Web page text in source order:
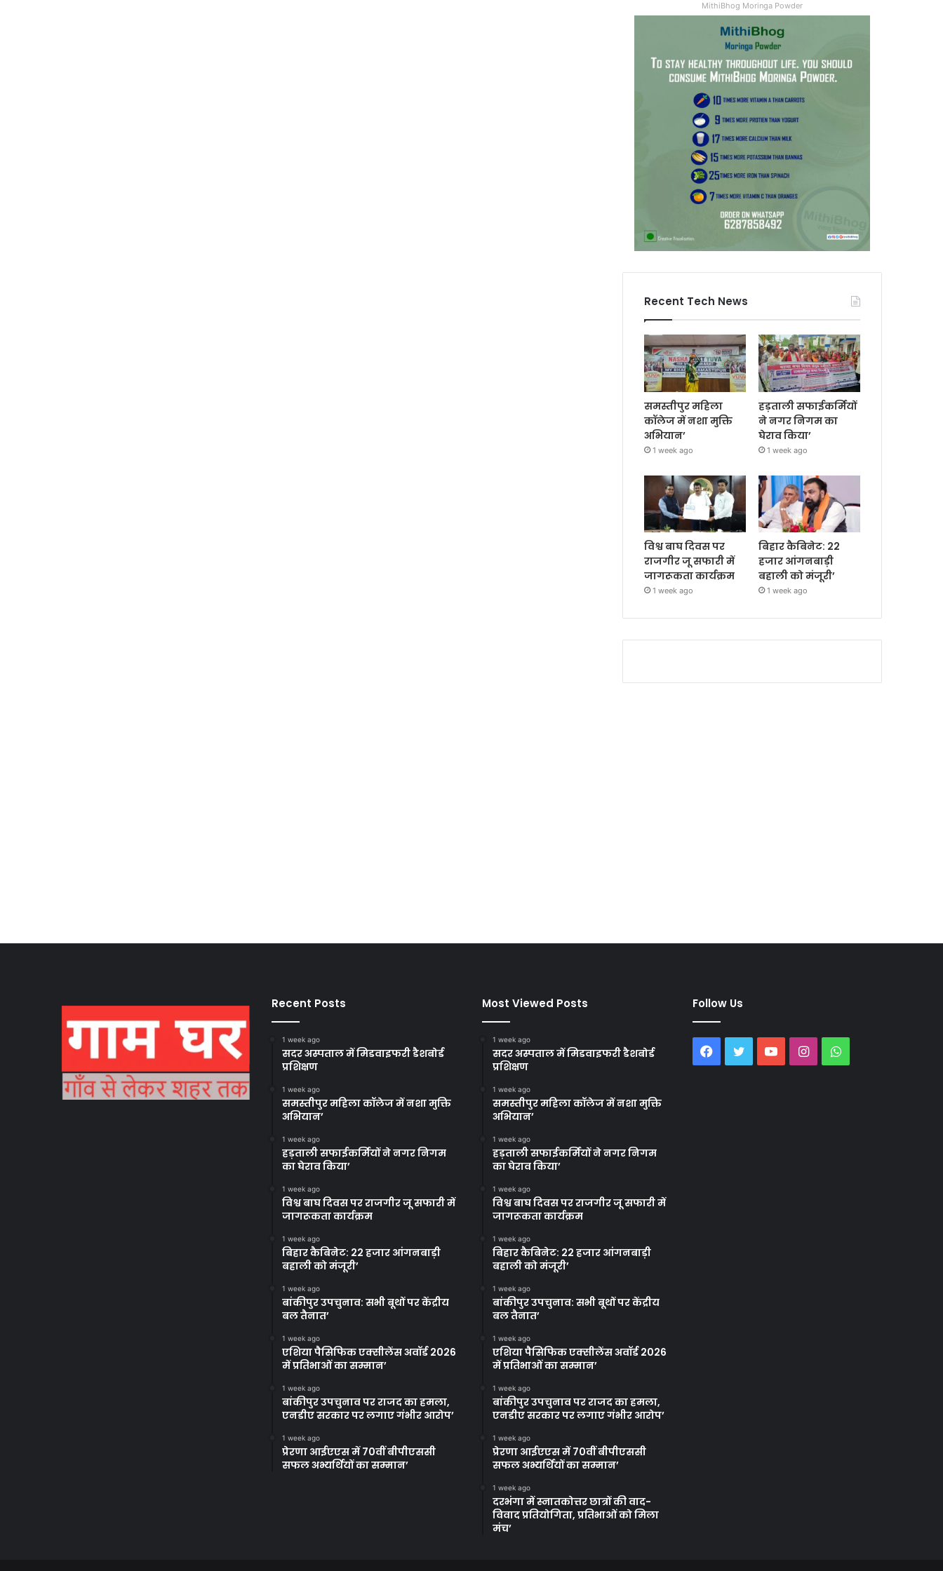
MithiBhog Moringa Powder
Recent Tech News
समस्तीपुर महिला
कॉलेज में नशा मुक्ति
अभियान’
1 week ago
हड़ताली सफाईकर्मियों
ने नगर निगम का
घेराव किया’
1 week ago
विश्व बाघ दिवस पर
राजगीर जू सफारी में
जागरूकता कार्यक्रम
1 week ago
बिहार कैबिनेट: 22
हजार आंगनबाड़ी
बहाली को मंजूरी’
1 week ago
Recent Posts
1 week ago
सदर अस्पताल में मिडवाइफरी डैशबोर्ड
प्रशिक्षण
1 week ago
समस्तीपुर महिला कॉलेज में नशा मुक्ति
अभियान’
1 week ago
हड़ताली सफाईकर्मियों ने नगर निगम
का घेराव किया’
1 week ago
विश्व बाघ दिवस पर राजगीर जू सफारी में
जागरूकता कार्यक्रम
1 week ago
बिहार कैबिनेट: 22 हजार आंगनबाड़ी
बहाली को मंजूरी’
1 week ago
बांकीपुर उपचुनाव: सभी बूथों पर केंद्रीय
बल तैनात’
1 week ago
एशिया पैसिफिक एक्सीलेंस अवॉर्ड 2026
में प्रतिभाओं का सम्मान’
1 week ago
बांकीपुर उपचुनाव पर राजद का हमला,
एनडीए सरकार पर लगाए गंभीर आरोप’
1 week ago
प्रेरणा आईएएस में 70वीं बीपीएससी
सफल अभ्यर्थियों का सम्मान’
Most Viewed Posts
1 week ago
सदर अस्पताल में मिडवाइफरी डैशबोर्ड
प्रशिक्षण
1 week ago
समस्तीपुर महिला कॉलेज में नशा मुक्ति
अभियान’
1 week ago
हड़ताली सफाईकर्मियों ने नगर निगम
का घेराव किया’
1 week ago
विश्व बाघ दिवस पर राजगीर जू सफारी में
जागरूकता कार्यक्रम
1 week ago
बिहार कैबिनेट: 22 हजार आंगनबाड़ी
बहाली को मंजूरी’
1 week ago
बांकीपुर उपचुनाव: सभी बूथों पर केंद्रीय
बल तैनात’
1 week ago
एशिया पैसिफिक एक्सीलेंस अवॉर्ड 2026
में प्रतिभाओं का सम्मान’
1 week ago
बांकीपुर उपचुनाव पर राजद का हमला,
एनडीए सरकार पर लगाए गंभीर आरोप’
1 week ago
प्रेरणा आईएएस में 70वीं बीपीएससी
सफल अभ्यर्थियों का सम्मान’
1 week ago
दरभंगा में स्नातकोत्तर छात्रों की वाद-
विवाद प्रतियोगिता, प्रतिभाओं को मिला
मंच’
Follow Us
Facebook
TwitterYouTubeInstagramWhatsApp